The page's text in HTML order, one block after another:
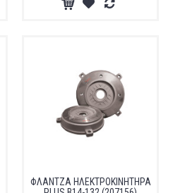
ΦΛΑΝΤΖΑ ΗΛΕΚΤΡΟΚΙΝΗΤΗΡΑ